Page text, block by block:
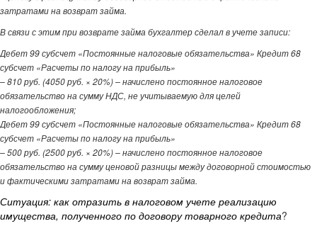
затратами на возврат займа.
В связи с этим при возврате займа бухгалтер сделал в учете записи:
Дебет 99 субсчет «Постоянные налоговые обязательства» Кредит 68
субсчет «Расчеты по налогу на прибыль»
– 810 руб. (4050 руб. × 20%) – начислено постоянное налоговое
обязательство на сумму НДС, не учитываемую для целей
налогообложения;
Дебет 99 субсчет «Постоянные налоговые обязательства» Кредит 68
субсчет «Расчеты по налогу на прибыль»
– 500 руб. (2500 руб. × 20%) – начислено постоянное налоговое
обязательство на сумму ценовой разницы между договорной стоимостью
и фактическими затратами на возврат займа.
Ситуация: как отразить в налоговом учете реализацию
имущества, полученного по договору товарного кредита?